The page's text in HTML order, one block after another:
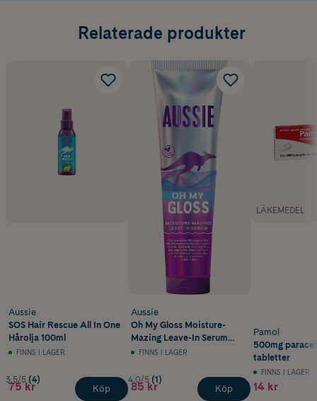
Relaterade produkter
Aussie
SOS Hair Rescue All In One
Hårolja 100ml
FINNS I LAGER
3.5/5 (4)
75 kr Köp
Aussie
Oh My Gloss Moisture-
Mazing Leave-In Serum
160 ml
FINNS I LAGER
4.0/5 (1)
85 kr Köp
LÄKEMEDEL
Pamol
500mg
tabletter
FINNS I LAGER
14 kr